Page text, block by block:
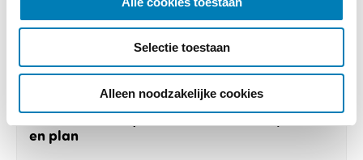
Selectie toestaan
Alleen noodzakelijke cookies
Baby, Huilen, Onderzoek
Ouders huilbaby’s willen medische expertise
en plan